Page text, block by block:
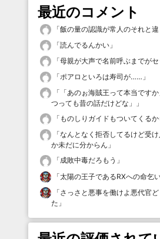
最近のコメント
「飯の量の認識が常人のそれと違
「読んでるんかい 」
「母親が大声で名前呼ぶまでがセ
「ポアロといろは寿司が…… 」
「 「あのぉ海賊王って本当です
つっても昔の話だけどな」
」
「 ものしりガイドもついてくる
「なんとなく拒否してるけど受
か未だに分からん 」
「成敗中毒だろもう 」
「太陽の王子であるRXへの命乞
「さっさと悪事を働けよ悪代官
た 」